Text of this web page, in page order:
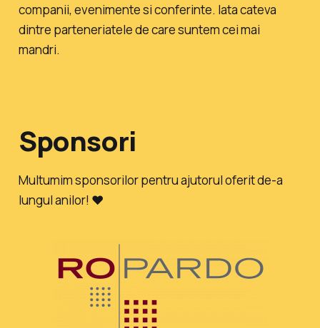
companii, evenimente si conferinte. Iata cateva
dintre parteneriatele de care suntem cei mai
mandri.
Sponsori
Multumim sponsorilor pentru ajutorul oferit de-a
lungul anilor! ❤️